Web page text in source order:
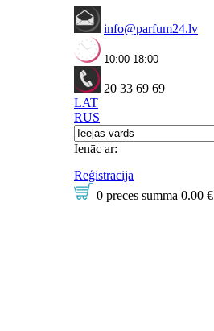
info@parfum24.lv
10:00-18:00
20 33 69 69
LAT
RUS
Ienāc ar:
Reģistrācija
0 preces summa 0.00 €